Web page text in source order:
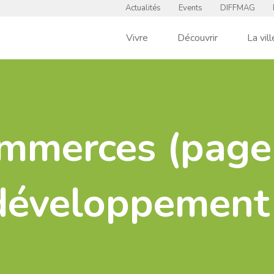
Actualités Events DIFFMAG
Vivre Découvrir La